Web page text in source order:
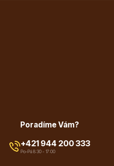
Poradíme Vám?
+421 944 200 333
Po-Pá 8:30 - 17:00